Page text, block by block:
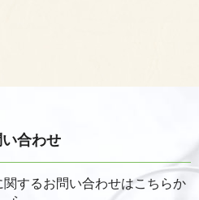
合わせ
するお問い合わせはこちらか